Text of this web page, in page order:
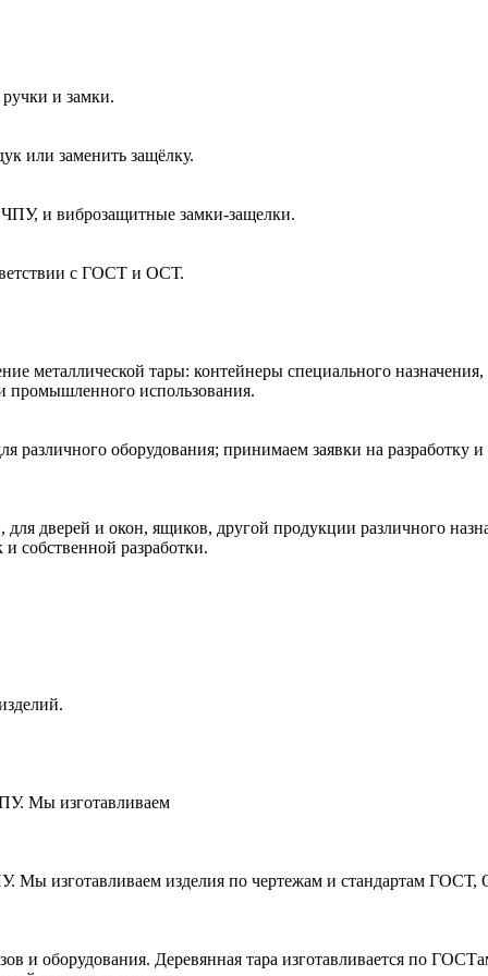
и замки.
или заменить защёлку.
и виброзащитные замки-защелки.
с ГОСТ и ОСТ.
металлической тары: контейнеры специального
промышленного использования.
различного оборудования; принимаем заявки на разработку
дверей и окон, ящиков, другой продукции различного
собственной разработки.
Мы изготавливаем
Мы изготавливаем изделия по чертежам и стандартам
и оборудования. Деревянная тара изготавливается по